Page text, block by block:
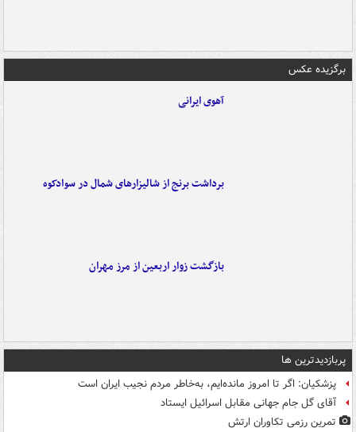
برگزیده عکس
آهوی ایرانی
برداشت برنج از شالیزارهای شمال در سوادکوه
بازگشت زوار اربعین از مرز مهران
پربازدیدترین ها
پزشکیان: اگر تا امروز مانده‌ایم، به‌خاطر مردم نجیب ایران است
آقای گل جام جهانی مقابل اسرائیل ایستاد
تمرین رزمی تکاوران ارتش